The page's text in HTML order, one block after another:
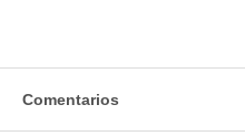
Comentarios